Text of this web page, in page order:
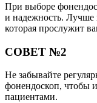
При выборе
и надежность. Лучше
которая прослужит
СОВЕТ №2
Не забывайте
фонендоскоп, чтобы
пациентами.